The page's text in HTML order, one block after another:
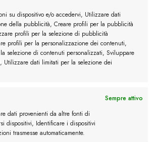
su dispositivo e/o accedervi, Utilizzare dati
della pubblicità, Creare profili per la pubblicità
profili per la selezione di pubblicità
profili per la personalizzazione dei contenuti,
selezione di contenuti personalizzati, Sviluppare
Utilizzare dati limitati per la selezione dei
Sempre attivo
dati provenienti da altre fonti di
dispositivi, Identificare i dispositivi
trasmesse automaticamente.